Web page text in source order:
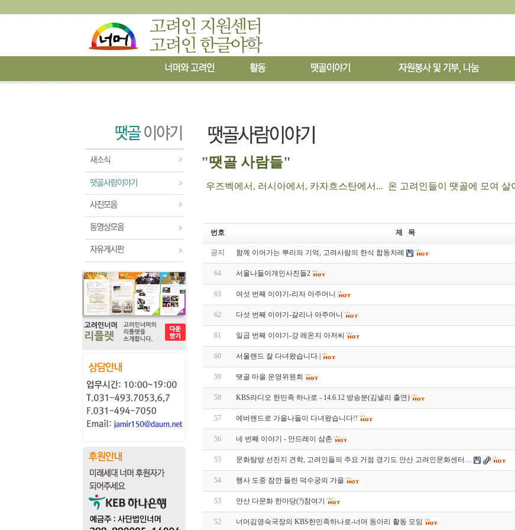
"땟골 사람들"
우즈벡에서, 러시아에서, 카자흐스탄에서... 온 고려인들이 땟골에 모여 살
번호
제 목
공지 함께 이어가는 뿌리의 기억, 고려사람의 한식 합동차례
64 서울나들이개인사진들2
63 여섯 번째 이야기-리자 아주머니
62 다섯 번째 이야기-갈리나 아주머니
61 일곱 번째 이야기-강 레온지 아저씨
60 서울랜드 잘 다녀왔습니다.|
59 땟골 마을 운영위원회
58 KBS라디오 한민족 하나로 - 14.6.12 방송분(김넬리 출연)
57 에버랜드로 가을나들이 다녀왔습니다!!
56 네 번째 이야기 - 안드레이 삼촌
55 문화탐방 선진지 견학, 고려인들의 주요 거점 경기도 안산 고려인문화센터…
54 행사 도중 잠깐 들린 덕수궁의 가을
53 안산 다문화 한마당(?)참여기
52 너머김영숙국장의 KBS한민족하나로-너머 동아리 활동 모임